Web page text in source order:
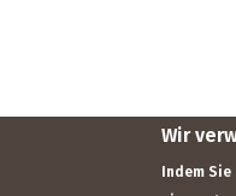
Wir
Indem